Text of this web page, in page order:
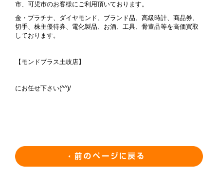
市、可児市のお客様にご利用頂いております。
金・プラチナ、ダイヤモンド、ブランド品、高級時計、商品券、
切手、株主優待券、電化製品、お酒、工具、骨董品等を高価買取
しております。
【モンドプラス土岐店】
にお任せ下さい(^^)/